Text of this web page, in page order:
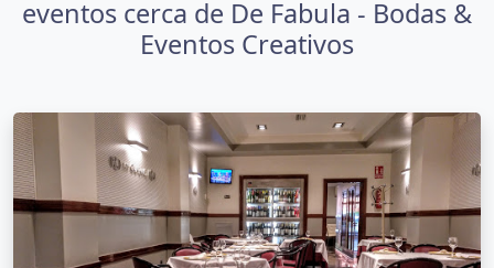
eventos cerca de De Fabula - Bodas &
Eventos Creativos